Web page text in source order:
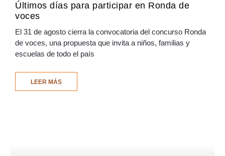
Últimos días para participar en Ronda de
voces
El 31 de agosto cierra la convocatoria del concurso Ronda
de voces, una propuesta que invita a niños, familias y
escuelas de todo el país
LEER MÁS